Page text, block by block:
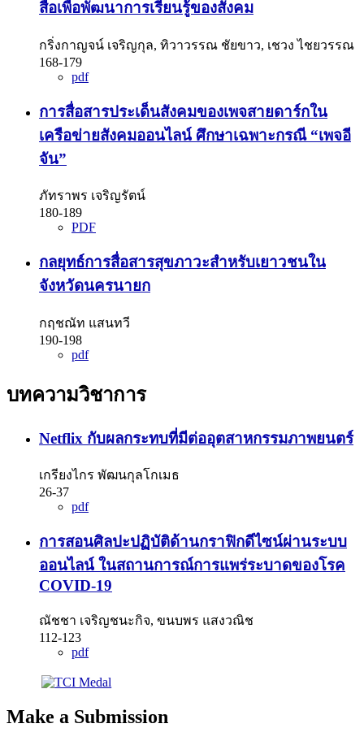
สื่อเพื่อพัฒนาการเรียนรู้ของสังคม
กริ่งกาญจน์ เจริญกุล, ทิวาวรรณ ชัยขาว, เชวง ไชยวรรณ
168-179
pdf
การสื่อสารประเด็นสังคมของเพจสายดาร์กใน
เครือข่ายสังคมออนไลน์ ศึกษาเฉพาะกรณี “เพจอี
จัน”
ภัทราพร เจริญรัตน์
180-189
PDF
กลยุทธ์การสื่อสารสุขภาวะสำหรับเยาวชนใน
จังหวัดนครนายก
กฤชณัท แสนทวี
190-198
pdf
บทความวิชาการ
Netflix กับผลกระทบที่มีต่ออุตสาหกรรมภาพยนตร์
เกรียงไกร พัฒนกุลโกเมธ
26-37
pdf
การสอนศิลปะปฏิบัติด้านกราฟิกดีไซน์ผ่านระบบ
ออนไลน์ ในสถานการณ์การแพร่ระบาดของโรค
COVID-19
ณัชชา เจริญชนะกิจ, ขนบพร แสงวณิช
112-123
pdf
Make a Submission